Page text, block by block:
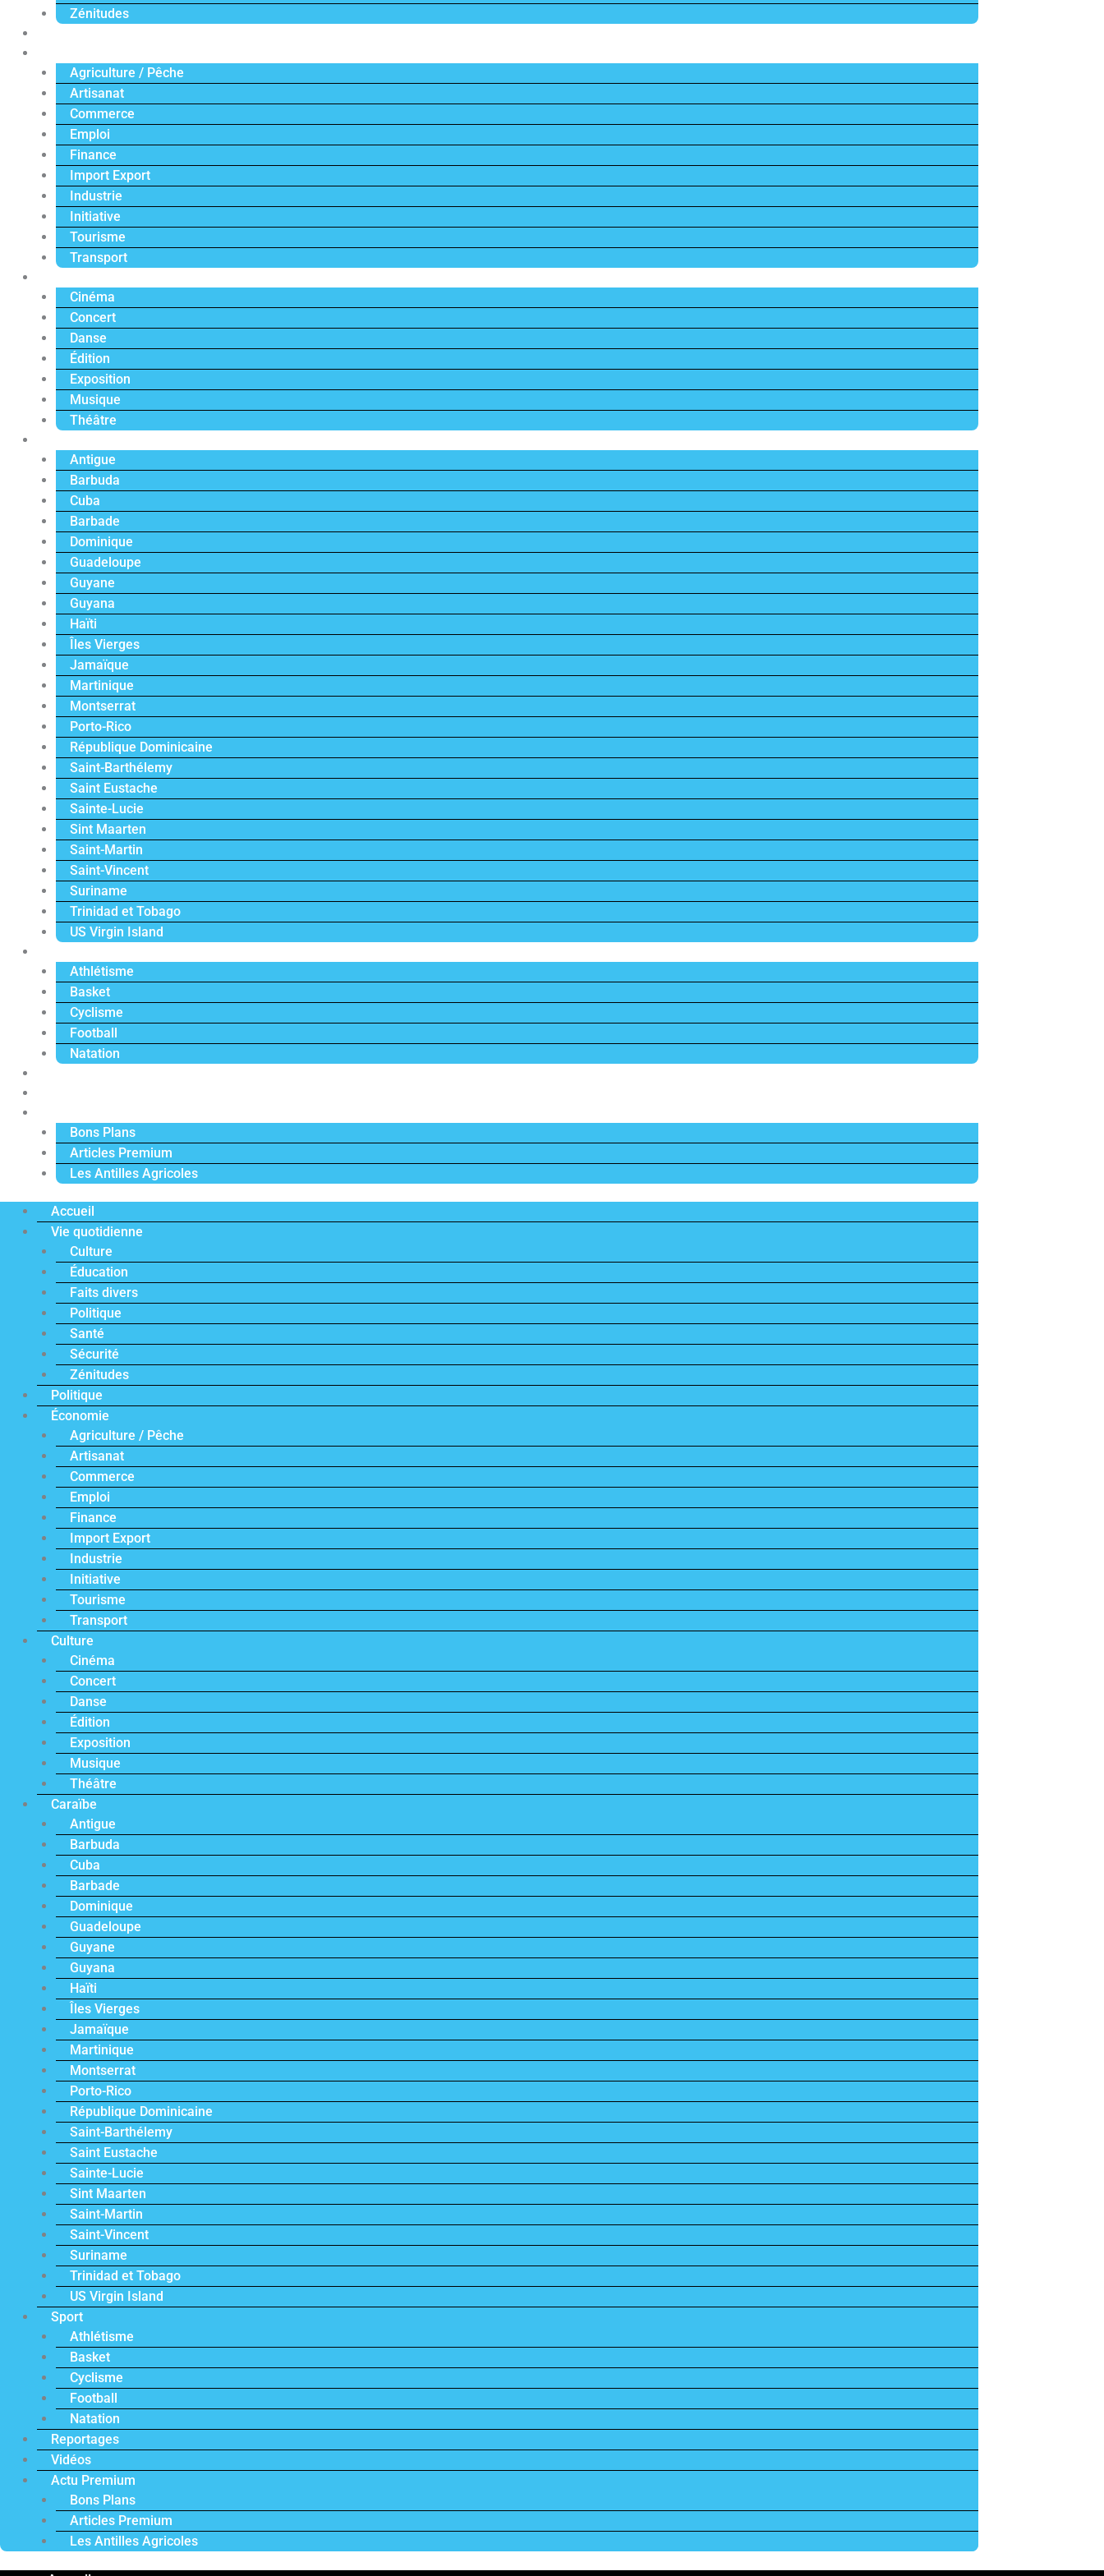
Zénitudes
Agriculture / Pêche
Artisanat
Commerce
Emploi
Finance
Import Export
Industrie
Initiative
Tourisme
Transport
Cinéma
Concert
Danse
Édition
Exposition
Musique
Théâtre
Antigue
Barbuda
Cuba
Barbade
Dominique
Guadeloupe
Guyane
Guyana
Haïti
Îles Vierges
Jamaïque
Martinique
Montserrat
Porto-Rico
République Dominicaine
Saint-Barthélemy
Saint Eustache
Sainte-Lucie
Sint Maarten
Saint-Martin
Saint-Vincent
Suriname
Trinidad et Tobago
US Virgin Island
Athlétisme
Basket
Cyclisme
Football
Natation
Bons Plans
Articles Premium
Les Antilles Agricoles
Accueil
Vie quotidienne
Culture
Éducation
Faits divers
Politique
Santé
Sécurité
Zénitudes
Politique
Économie
Agriculture / Pêche
Artisanat
Commerce
Emploi
Finance
Import Export
Industrie
Initiative
Tourisme
Transport
Culture
Cinéma
Concert
Danse
Édition
Exposition
Musique
Théâtre
Caraïbe
Antigue
Barbuda
Cuba
Barbade
Dominique
Guadeloupe
Guyane
Guyana
Haïti
Îles Vierges
Jamaïque
Martinique
Montserrat
Porto-Rico
République Dominicaine
Saint-Barthélemy
Saint Eustache
Sainte-Lucie
Sint Maarten
Saint-Martin
Saint-Vincent
Suriname
Trinidad et Tobago
US Virgin Island
Sport
Athlétisme
Basket
Cyclisme
Football
Natation
Reportages
Vidéos
Actu Premium
Bons Plans
Articles Premium
Les Antilles Agricoles